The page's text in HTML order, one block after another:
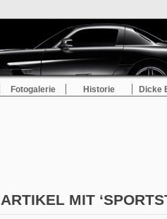
Fotogalerie Historie Dicke
ARTIKEL MIT